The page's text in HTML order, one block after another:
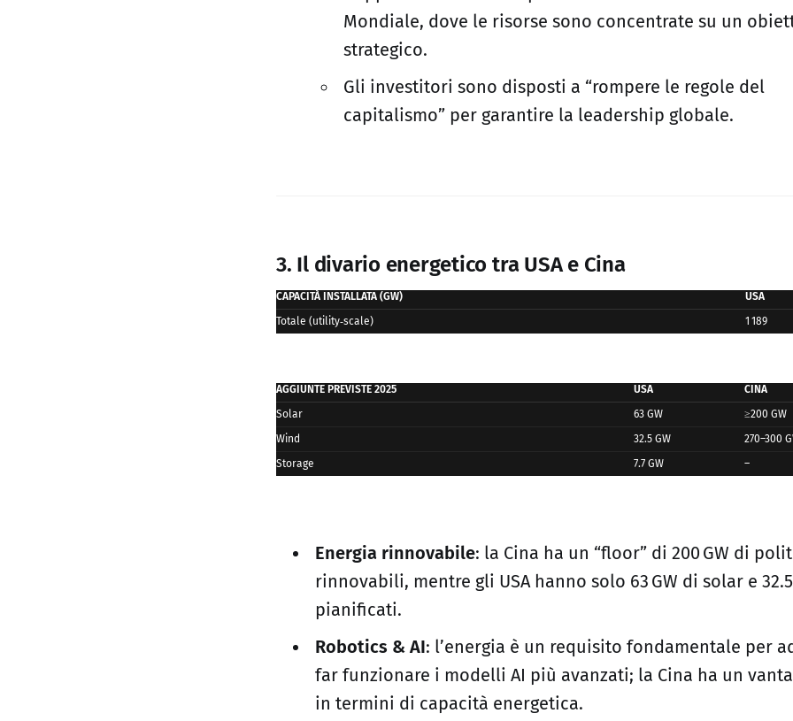
Mondiale, dove le risorse sono concentrate su un
strategico.
Gli investitori sono disposti a “rompere le regole del
capitalismo” per garantire la leadership globale.
3. Il divario energetico tra USA e Cina
CAPACITÀ INSTALLATA (GW) USA
Totale (utility‑scale)
1 189
AGGIUNTE PREVISTE 2025 USA
CINA
Solar
63 GW
≥200 GW
Wind
32.5 GW
270–300
Storage
7.7 GW –
Energia rinnovabile: la Cina ha un “floor” di 200 GW di
rinnovabili, mentre gli USA hanno solo 63 GW di solar e
pianificati.
Robotics & AI: l’energia è un requisito fondamentale per
far funzionare i modelli AI più avanzati; la Cina ha un
in termini di capacità energetica.